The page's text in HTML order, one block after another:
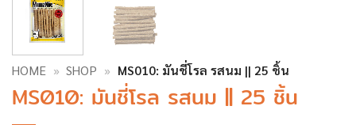
HOME » SHOP » MS010: มันชี่โรล รสนม || 25 ชิ้น
MS010: มันชี่โรล รสนม || 25 ชิ้น